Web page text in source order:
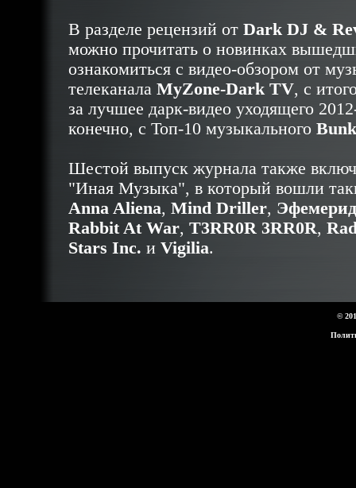
В разделе рецензий от Dark DJ &
можно прочитать о новинках
ознакомиться с видео-обзором от
телеканала MyZone-Dark TV, с
за лучшее дарк-видео уходящего
конечно, с Топ-10 музыкального
Шестой выпуск журнала также
"Иная Музыка", в который вошли
Anna Aliena, Mind Driller,
Rabbit At War, T3RR0R 3RR0R,
Stars Inc. и Vigilia.
©